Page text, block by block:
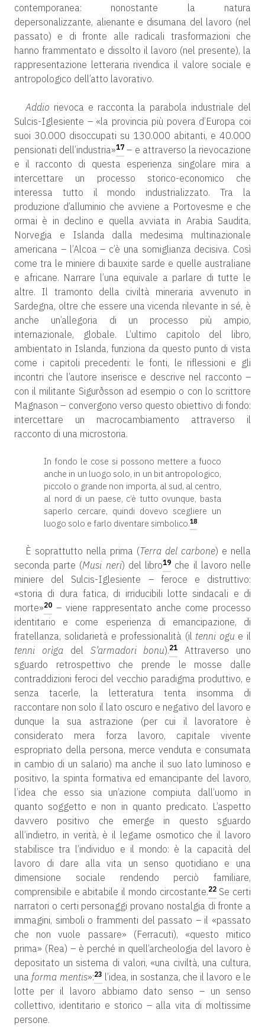
contemporanea: nonostante la natura
depersonalizzante, alienante e disumana del lavoro (nel
passato) e di fronte alle radicali trasformazioni che
hanno frammentato e dissolto il lavoro (nel presente), la
rappresentazione letteraria rivendica il valore sociale e
antropologico dell’atto lavorativo.
Addio rievoca e racconta la parabola industriale del
Sulcis-Iglesiente – «la provincia più povera d’Europa coi
suoi 30.000 disoccupati su 130.000 abitanti, e 40.000
pensionati dell’industria»17 – e attraverso la rievocazione
e il racconto di questa esperienza singolare mira a
intercettare un processo storico-economico che
interessa tutto il mondo industrializzato. Tra la
produzione d’alluminio che avviene a Portovesme e che
ormai è in declino e quella avviata in Arabia Saudita,
Norvegia e Islanda dalla medesima multinazionale
americana – l’Alcoa – c’è una somiglianza decisiva. Così
come tra le miniere di bauxite sarde e quelle australiane
e africane. Narrare l’una equivale a parlare di tutte le
altre. Il tramonto della civiltà mineraria avvenuto in
Sardegna, oltre che essere una vicenda rilevante in sé, è
anche un’allegoria di un processo più ampio,
internazionale, globale. L’ultimo capitolo del libro,
ambientato in Islanda, funziona da questo punto di vista
come i capitoli precedenti: le fonti, le riflessioni e gli
incontri che l’autore inserisce e descrive nel racconto –
con il militante Sigurðsson ad esempio o con lo scrittore
Magnason – convergono verso questo obiettivo di fondo:
intercettare un macrocambiamento attraverso il
racconto di una microstoria.
In fondo le cose si possono mettere a fuoco
anche in un luogo solo, in un bit antropologico,
piccolo o grande non importa, al sud, al centro,
al nord di un paese, c’è tutto ovunque, basta
saperlo cercare, quindi dovevo scegliere un
luogo solo e farlo diventare simbolico.18
È soprattutto nella prima (Terra del carbone) e nella
seconda parte (Musi neri) del libro19 che il lavoro nelle
miniere del Sulcis-Iglesiente – feroce e distruttivo:
«storia di dura fatica, di irriducibili lotte sindacali e di
morte»20 – viene rappresentato anche come processo
identitario e come esperienza di emancipazione, di
fratellanza, solidarietà e professionalità (il tenni ogu e il
tenni orìgadel S’armadori bonu).21
Attraverso uno
sguardo retrospettivo che prende le mosse dalle
contraddizioni feroci del vecchio paradigma produttivo, e
senza tacerle, la letteratura tenta insomma di
raccontare non solo il lato oscuro e negativo del lavoro e
dunque la sua astrazione (per cui il lavoratore è
considerato mera forza lavoro, capitale vivente
espropriato della persona, merce venduta e consumata
in cambio di un salario) ma anche il suo lato luminoso e
positivo, la spinta formativa ed emancipante del lavoro,
l’idea che esso sia un’azione compiuta dall’uomo in
quanto soggetto e non in quanto predicato. L’aspetto
davvero positivo che emerge in questo sguardo
all’indietro, in verità, è il legame osmotico che il lavoro
stabilisce tra l’individuo e il mondo: è la capacità del
lavoro di dare alla vita un senso quotidiano e una
dimensione sociale rendendo perciò familiare,
comprensibile e abitabile il mondo circostante.22Se certi
narratori o certi personaggi provano nostalgia di fronte a
immagini, simboli o frammenti del passato – il «passato
che non vuole passare» (Ferracuti), «questo mitico
prima» (Rea) – è perché in quell’archeologia del lavoro è
depositato un sistema di valori, «una civiltà, una cultura,
una forma mentis»:23 l’idea, in sostanza, che il lavoro e le
lotte per il lavoro abbiamo dato senso – un senso
collettivo, identitario e storico – alla vita di moltissime
persone.